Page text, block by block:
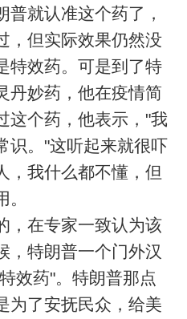
普就认准这个药了，
，但实际效果仍然没
特效药。可是到了特
丹妙药，他在疫情简
这个药，他表示，"我
识。"这听起来就很吓
，我什么都不懂，但
，在专家一致认为该
，特朗普一个门外汉
效药"。特朗普那点
为了安抚民众，给美